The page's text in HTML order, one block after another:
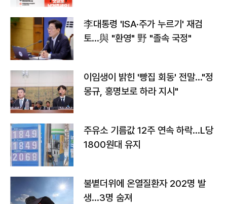
李대통령 'ISA·주가 누르기' 재검
토…與 "환영" 野 "졸속 국정"
이임생이 밝힌 '빵집 회동' 전말…"정
몽규, 홍명보로 하라 지시"
주유소 기름값 12주 연속 하락…L당
1800원대 유지
불볕더위에 온열질환자 202명 발
생…3명 숨져